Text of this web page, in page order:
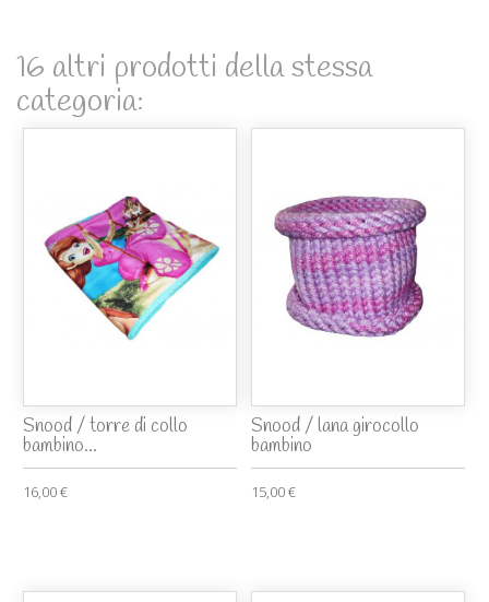
16 altri prodotti della stessa
categoria:
Snood / torre di collo
bambino...
16,00 €
Snood / lana girocollo
bambino
15,00 €